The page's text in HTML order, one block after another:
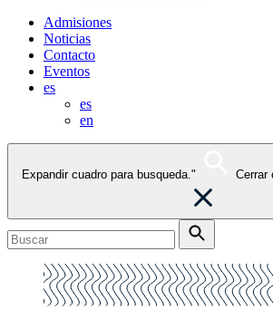
Admisiones
Noticias
Contacto
Eventos
es
es
en
Expandir cuadro para busqueda." Cerrar